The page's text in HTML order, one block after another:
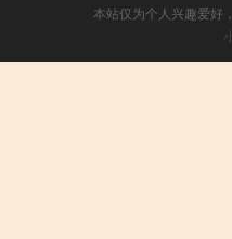
本站仅为个人兴趣爱好